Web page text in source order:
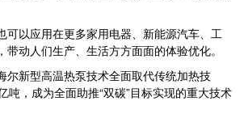
以应用在更多家用电器、新能源汽车、工
动人们生产、生活方方面面的体验优化。
新型高温热泵技术全面取代传统加热技
吨，成为全面助推“双碳”目标实现的重大技术